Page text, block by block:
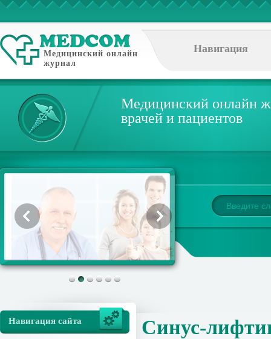
Медицинский онлайн
журнал
Навигация
Медицинский онлайн
врачей и пациентов
Навигация сайта
Синус-